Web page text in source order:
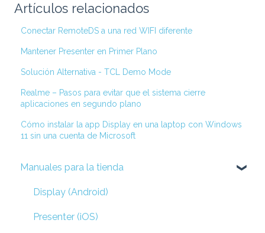
Artículos relacionados
Conectar RemoteDS a una red WIFI diferente
Mantener Presenter en Primer Plano
Solución Alternativa - TCL Demo Mode
Realme – Pasos para evitar que el sistema cierre
aplicaciones en segundo plano
Cómo instalar la app Display en una laptop con Windows
11 sin una cuenta de Microsoft
Manuales para la tienda
Display (Android)
Presenter (iOS)